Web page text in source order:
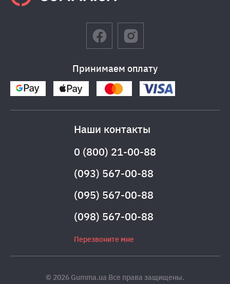
Принимаем оплату
Наши контакты
0 (800) 21-00-88
(093) 567-00-88
(095) 567-00-88
(098) 567-00-88
Перезвоните мне
© 2026 Gumma.ua Все права защищены.